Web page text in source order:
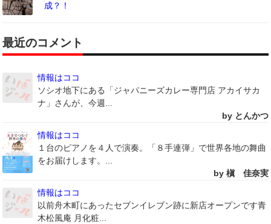
成？！
最近のコメント
情報はココ
ソシオ地下にある「ジャパニーズカレー専門店 アカイサカ
ナ」さんが、今週...
by とんかつ
情報はココ
１台のピアノを４人で演奏。「８手連弾」で世界各地の舞曲
をお届けします。...
by 槇 佳奈実
情報はココ
以前舟木町にあったセブンイレブン跡に新店オープンです青
木松風庵 月化粧...